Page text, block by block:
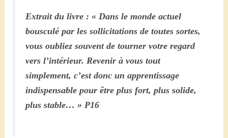
Extrait du livre : « Dans le monde actuel
bousculé par les sollicitations de toutes sortes,
vous oubliez souvent de tourner votre regard
vers l’intérieur. Revenir à vous tout
simplement, c’est donc un apprentissage
indispensable pour être plus fort, plus solide,
plus stable… » P16